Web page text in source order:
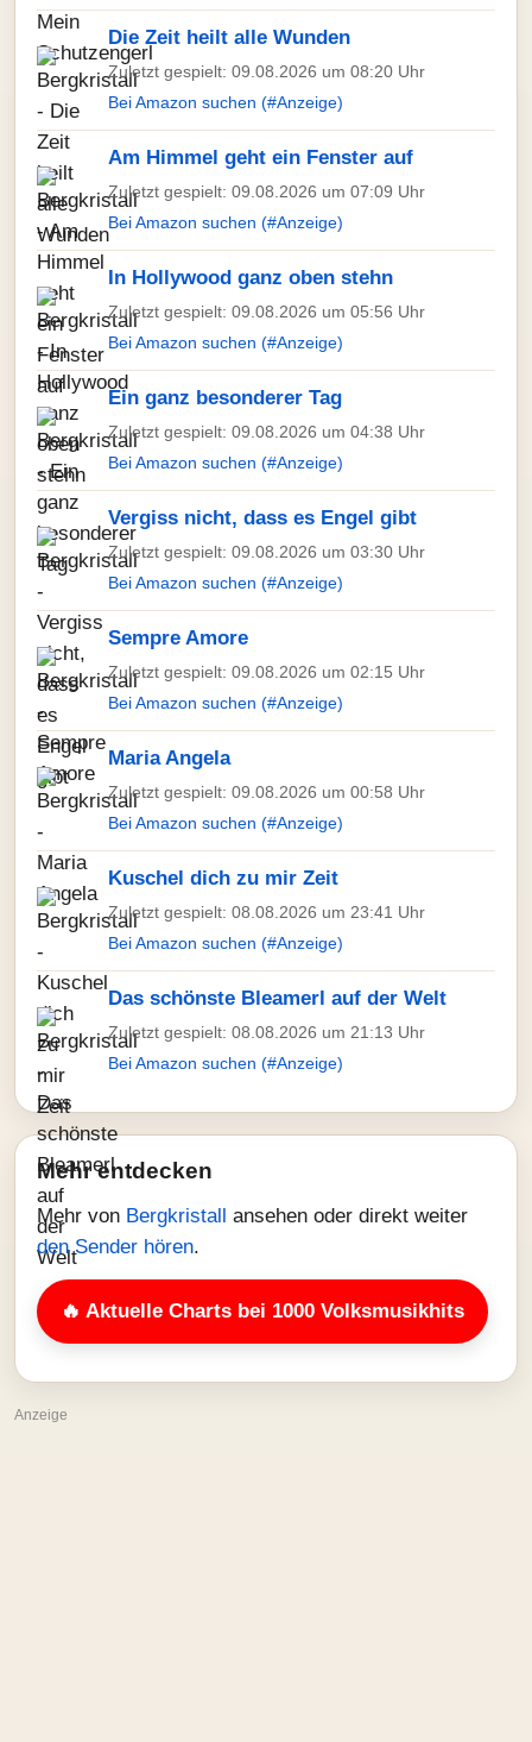
Die Zeit heilt alle Wunden
Zuletzt gespielt: 09.08.2026 um 08:20 Uhr
Bei Amazon suchen (#Anzeige)
Am Himmel geht ein Fenster auf
Zuletzt gespielt: 09.08.2026 um 07:09 Uhr
Bei Amazon suchen (#Anzeige)
In Hollywood ganz oben stehn
Zuletzt gespielt: 09.08.2026 um 05:56 Uhr
Bei Amazon suchen (#Anzeige)
Ein ganz besonderer Tag
Zuletzt gespielt: 09.08.2026 um 04:38 Uhr
Bei Amazon suchen (#Anzeige)
Vergiss nicht, dass es Engel gibt
Zuletzt gespielt: 09.08.2026 um 03:30 Uhr
Bei Amazon suchen (#Anzeige)
Sempre Amore
Zuletzt gespielt: 09.08.2026 um 02:15 Uhr
Bei Amazon suchen (#Anzeige)
Maria Angela
Zuletzt gespielt: 09.08.2026 um 00:58 Uhr
Bei Amazon suchen (#Anzeige)
Kuschel dich zu mir Zeit
Zuletzt gespielt: 08.08.2026 um 23:41 Uhr
Bei Amazon suchen (#Anzeige)
Das schönste Bleamerl auf der Welt
Zuletzt gespielt: 08.08.2026 um 21:13 Uhr
Bei Amazon suchen (#Anzeige)
Mehr entdecken
Mehr von Bergkristall ansehen oder direkt weiter
den Sender hören.
🔥 Aktuelle Charts bei 1000 Volksmusikhits
Anzeige